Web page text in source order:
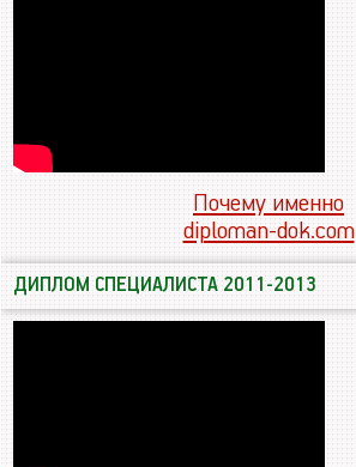
Почему именно
diploman-dok.com
ДИПЛОМ СПЕЦИАЛИСТА 2011-2013